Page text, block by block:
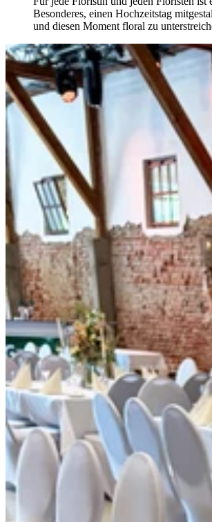
Besonderes, einen Hochzeitstag
und diesen Moment floral zu